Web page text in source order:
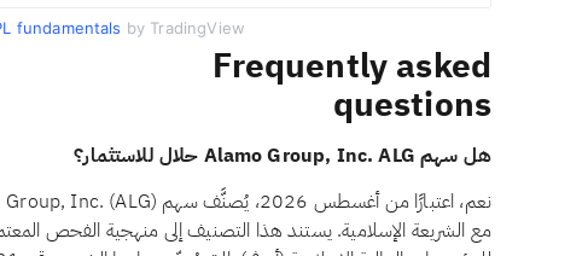
fundamentals by TradingView
Frequently asked
questions
هل سهم Alamo Group, Inc. ALG حلال للاستثمار؟
مع الشريعة الإسلامية. يستند هذا التصنيف إلى منهجية الفحص